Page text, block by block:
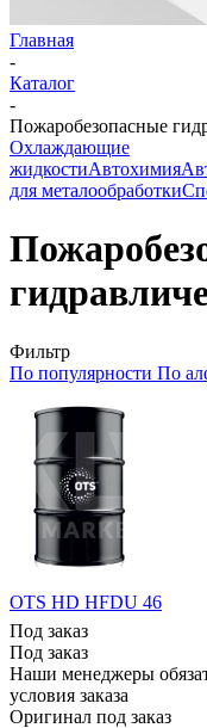
Главная
-
Каталог
-
Пожаробезопасные
Охлаждающие
жидкостиАвтохимия
для металообработки
Фильтр
По популярности По
OTS HD HFDU 46
Под заказ
Под заказ
Наши менеджеры
условия заказа
Оригинал под заказ